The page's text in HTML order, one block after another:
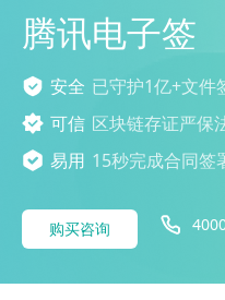
腾讯电子签
安全 已守护1亿+文件
可信 区块链存证严保
易用 15秒完成合同签
购买咨询